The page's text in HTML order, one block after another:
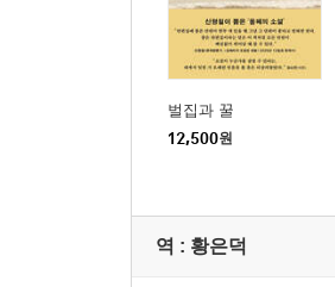
벌집과 꿀
12,500원
역 : 황은덕